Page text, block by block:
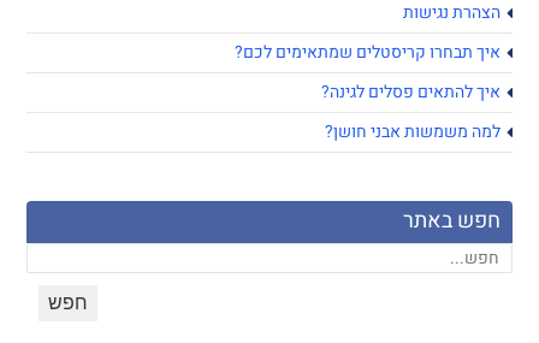
הצהרת נגישות
איך תבחרו קריסטלים שמתאימים לכם?
איך להתאים פסלים לגינה?
למה משמשות אבני חושן?
חפש באתר